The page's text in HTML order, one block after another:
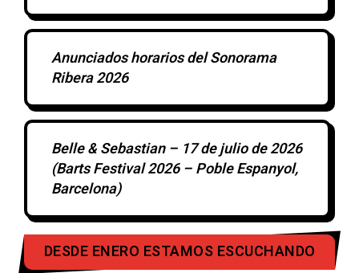
Anunciados horarios del Sonorama
Ribera 2026
Belle & Sebastian – 17 de julio de 2026
(Barts Festival 2026 – Poble Espanyol,
Barcelona)
DESDE ENERO ESTAMOS ESCUCHANDO